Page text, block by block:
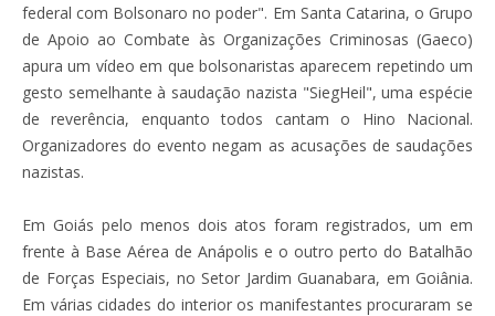
federal com Bolsonaro no poder". Em Santa Catarina, o Grupo
de Apoio ao Combate às Organizações Criminosas (Gaeco)
apura um vídeo em que bolsonaristas aparecem repetindo um
gesto semelhante à saudação nazista "SiegHeil", uma espécie
de reverência, enquanto todos cantam o Hino Nacional.
Organizadores do evento negam as acusações de saudações
nazistas.
Em Goiás pelo menos dois atos foram registrados, um em
frente à Base Aérea de Anápolis e o outro perto do Batalhão
de Forças Especiais, no Setor Jardim Guanabara, em Goiânia.
Em várias cidades do interior os manifestantes procuraram se